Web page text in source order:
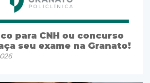
para CNH ou concurso
seu exame na Granato!